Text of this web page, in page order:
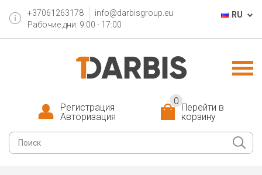
+37061263178
info@darbisgroup.eu
Рабочие дни: 9:00 - 17:00
RU
Перейти в
корзину
0
Регистрация
Авторизация